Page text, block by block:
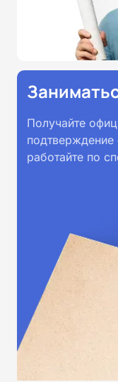
Получайте
подтверждение
работайте по